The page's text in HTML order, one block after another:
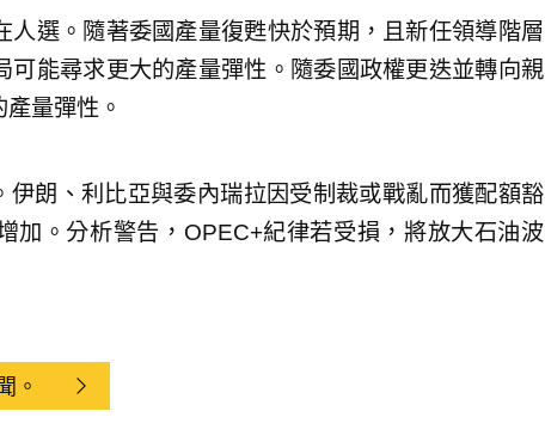
人選。隨著委國產量復甦快於預期，且新任領導階層
可能尋求更大的產量彈性。隨委國政權更迭並轉向親
量彈性。
朗、利比亞與委內瑞拉因受制裁或戰亂而獲配額豁
加。分析警告，OPEC+紀律若受損，將放大石油波
。